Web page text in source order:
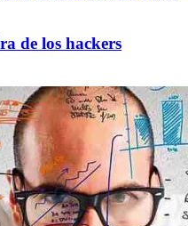
de los hackers